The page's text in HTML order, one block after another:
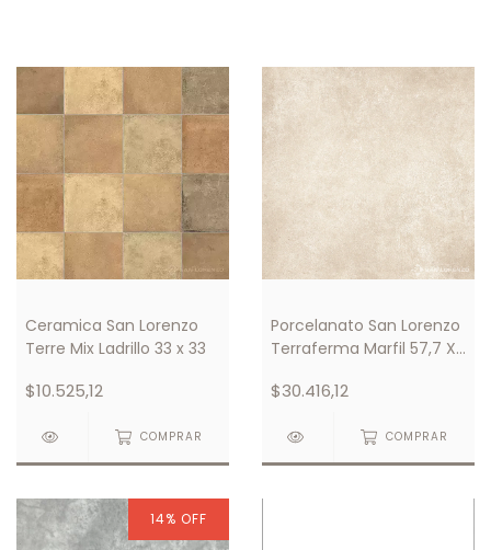
Ceramica San Lorenzo
Terre Mix Ladrillo 33 x 33
$10.525,12
COMPRAR
Porcelanato San Lorenzo
Terraferma Marfil 57,7 X
$30.416,12
COMPRAR
14% OFF